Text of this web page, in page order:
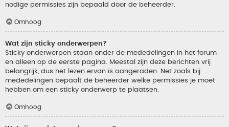
nodige permissies zijn bepaald door de beheerder.
Omhoog
Wat zijn sticky onderwerpen?
Sticky onderwerpen staan onder de mededelingen in het forum
en alleen op de eerste pagina. Meestal zijn deze berichten vrij
belangrijk, dus het lezen ervan is aangeraden. Net zoals bij
mededelingen bepaalt de beheerder welke permissies je moet
hebben om een sticky onderwerp te plaatsen.
Omhoog